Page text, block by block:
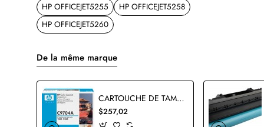
HP OFFICEJET5255
HP OFFICEJET5258
HP OFFICEJET5260
De la même marque
CARTOUCHE DE TAMBOUR HP C9704A ORIGINALE
$257,02